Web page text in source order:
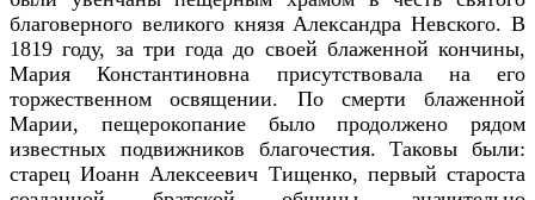
благоверного великого князя Александра Невского. В
1819 году, за три года до своей блаженной кончины,
Мария Константиновна присутствовала на его
торжественном освящении. По смерти блаженной
Марии, пещерокопание было продолжено рядом
известных подвижников благочестия. Таковы были:
старец Иоанн Алексеевич Тищенко, первый староста